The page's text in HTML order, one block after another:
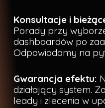
Konsultacje i
Porady przy
dashboardów po
Odpowiadamy na
Gwarancja efektu:
działający system.
leady i zlecenia w